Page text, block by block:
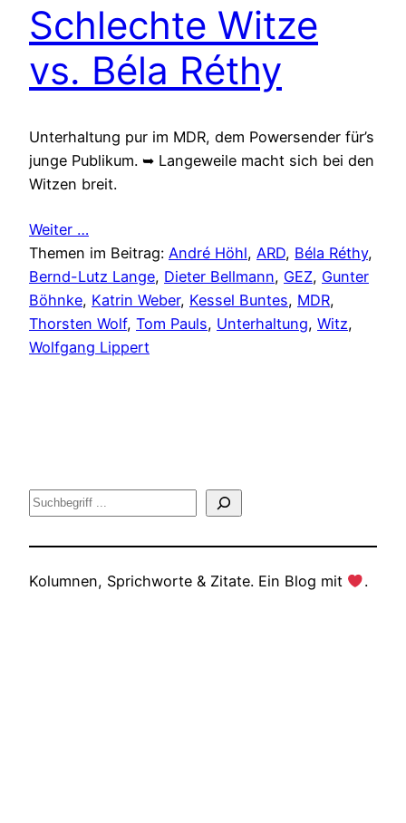
Schlechte Witze
vs. Béla Réthy
Unterhaltung pur im MDR, dem Powersender für’s
junge Publikum. ➥ Langeweile macht sich bei den
Witzen breit.
Weiter …
Themen im Beitrag: André Höhl, ARD, Béla Réthy
Bernd-Lutz Lange, Dieter Bellmann, GEZ, Gunter
Böhnke, Katrin Weber, Kessel Buntes, MDR
Thorsten Wolf, Tom Pauls, Unterhaltung, Witz
Wolfgang Lippert
Suche
Kolumnen, Sprichworte & Zitate. Ein Blog mit .